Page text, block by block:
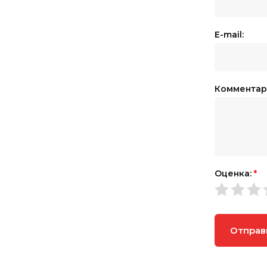
E-mail:
Оценка: *